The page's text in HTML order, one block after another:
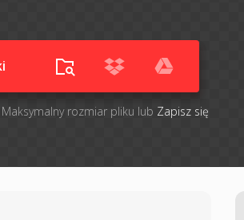
rozmiar pliku lub Zapisz się